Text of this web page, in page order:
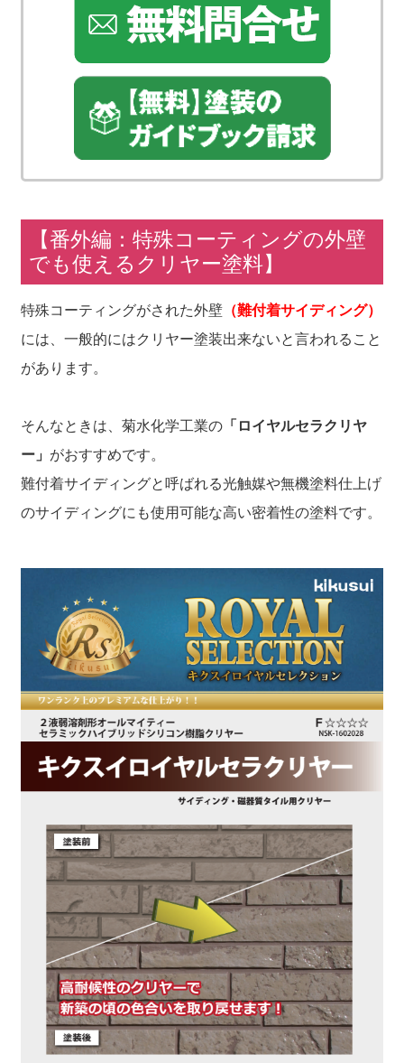
【番外編：特殊コーティングの外壁
でも使えるクリヤー塗料】
特殊コーティングがされた外壁（難付着サイディング）
には、一般的にはクリヤー塗装出来ないと言われること
があります。
そんなときは、菊水化学工業の「ロイヤルセラクリヤ
ー」 がおすすめです。
難付着サイディングと呼ばれる光触媒や無機塗料仕上げ
のサイディングにも使用可能な高い密着性の塗料です。